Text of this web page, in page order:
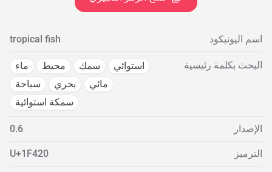
اسم اليونيكود tropical fish
البحث بكلمة رئيسية استوائي سمك محيط
ماء
مائي
بحري
سباحة
سمكة استوائية
الإصدار 0.6
الترميز U+1F420